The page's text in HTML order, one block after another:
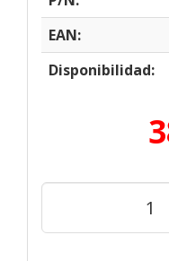
EAN:
Disponibilidad: